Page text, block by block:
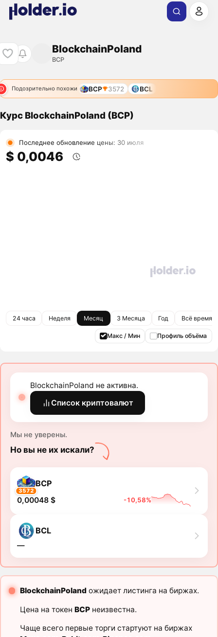
BlockchainPoland
BCP
Подозрительно похожи BCP 3572 BCL
Курс BlockchainPoland (BCP)
Последнее обновление цены: 30 июля
$ 0,0046
24 часа Неделя Месяц 3 Месяца Год Всё время
Макс / Мин Профиль объёма
BlockchainPoland не активна.
Список криптовалют
Мы не уверены.
Но вы не их искали?
3572
BCP
0,00048 $ -10,58%
BCL
―
BlockchainPoland ожидает листинга на биржах.
Цена на токен BCPнеизвестна.
Чаще всего первые торги стартуют на биржах